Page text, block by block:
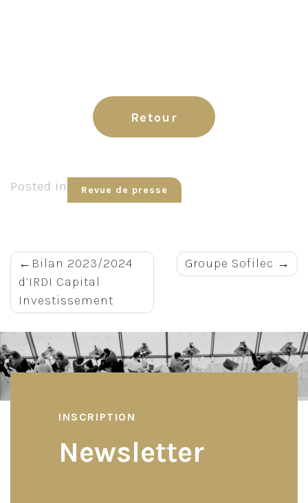
Retour
Posted in Revue de presse
Navigation
de
l’article
Bilan 2023/2024
d’IRDI Capital
Investissement
Groupe Sofilec
INSCRIPTION
Newsletter